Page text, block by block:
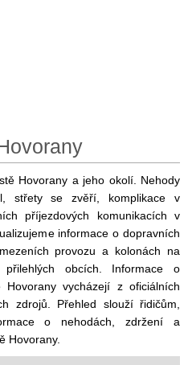
Hovorany a jeho okolí. Nehody
střety se zvěří, komplikace v
příjezdových komunikacích v
informace o dopravních
provozu a kolonách na
obcích. Informace o
vycházejí z oficiálních
zdrojů. Přehled slouží řidičům,
o nehodách, zdržení a
Hovorany.